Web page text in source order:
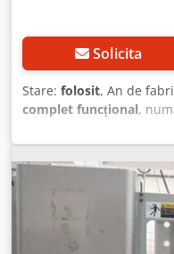
Solicita
Stare: folosit, An de
complet funcțional,
,
Maximum turning
# Maximum machining
workpiece length: 145
axis travel distance:
# Z1/Z2 -axis travel
24 m/min # Y1/Y2-Axis